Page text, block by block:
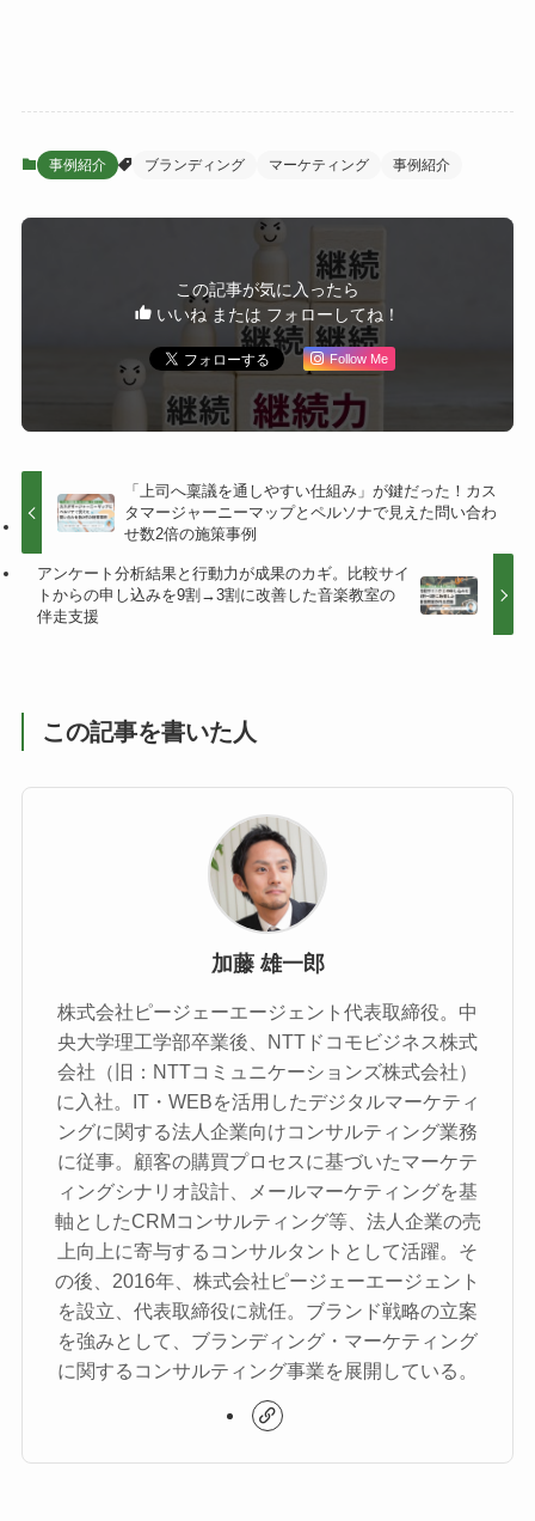
事例紹介 ブランディング マーケティング 事例紹介
この記事が気に入ったら
いいね または フォローしてね！
Follow Me
「上司へ稟議を通しやすい仕組み」が鍵だった！カス
タマージャーニーマップとペルソナで見えた問い合わ
せ数2倍の施策事例
アンケート分析結果と行動力が成果のカギ。比較サイ
トからの申し込みを9割→3割に改善した音楽教室の
伴走支援
この記事を書いた人
加藤 雄一郎
株式会社ピージェーエージェント代表取締役。中
央大学理工学部卒業後、NTTドコモビジネス株式
会社（旧：NTTコミュニケーションズ株式会社）
に入社。IT・WEBを活用したデジタルマーケティ
ングに関する法人企業向けコンサルティング業務
に従事。顧客の購買プロセスに基づいたマーケテ
ィングシナリオ設計、メールマーケティングを基
軸としたCRMコンサルティング等、法人企業の売
上向上に寄与するコンサルタントとして活躍。そ
の後、2016年、株式会社ピージェーエージェント
を設立、代表取締役に就任。ブランド戦略の立案
を強みとして、ブランディング・マーケティング
に関するコンサルティング事業を展開している。